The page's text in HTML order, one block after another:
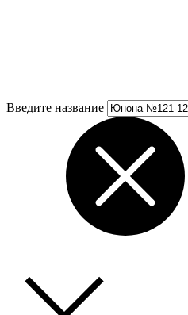
Введите название